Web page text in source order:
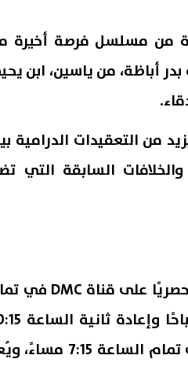
من مسلسل فرصة أخيرة
أباظة، من ياسين، ابن
من التعقيدات
والخلافات السابقة